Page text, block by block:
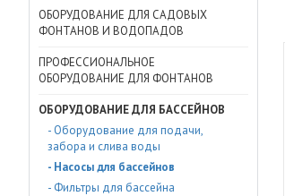
ОБОРУДОВАНИЕ ДЛЯ САДОВЫХ
ФОНТАНОВ И ВОДОПАДОВ
ПРОФЕССИОНАЛЬНОЕ
ОБОРУДОВАНИЕ ДЛЯ ФОНТАНОВ
ОБОРУДОВАНИЕ ДЛЯ БАССЕЙНОВ
- Оборудование для подачи,
забора и слива воды
- Насосы для бассейнов
- Фильтры для бассейна